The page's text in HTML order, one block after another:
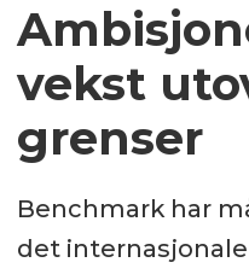
Genetics og
Shrimp.
Selskapene
innen avl og
rognkjeks,
vekst
grenser
Benchmark har
det